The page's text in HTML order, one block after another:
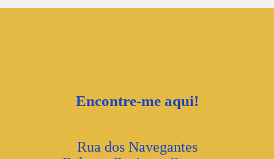
Encontre-me aqui!
Rua dos Navegantes